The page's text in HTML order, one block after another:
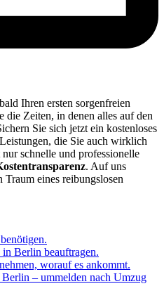
Ihren ersten sorgenfreien
die Zeiten, in denen alles auf den
Sie sich jetzt ein kostenloses
die Sie auch wirklich
schnelle und professionelle
. Auf uns
eines reibungslosen
Berlin beauftragen.
worauf es ankommt.
– ummelden nach Umzug